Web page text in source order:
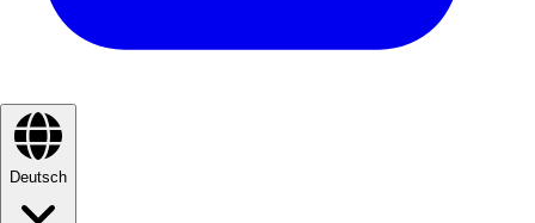
Deutsch